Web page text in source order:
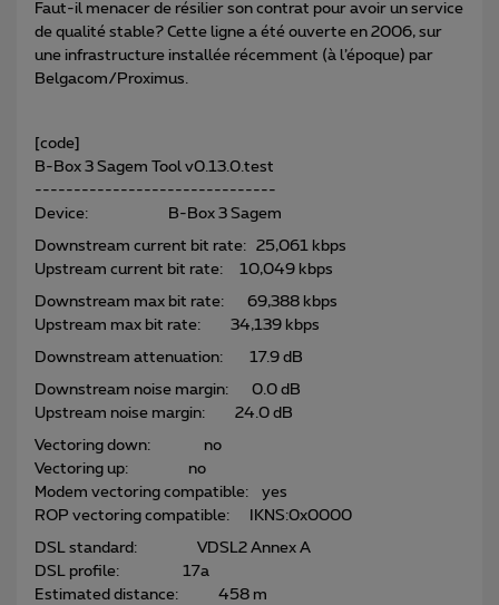
Faut-il menacer de résilier son contrat pour avoir un service
de qualité stable? Cette ligne a été ouverte en 2006, sur
une infrastructure installée récemment (à l’époque) par
Belgacom/Proximus.
[code]
B-Box 3 Sagem Tool v0.13.0.test
-------------------------------
Device: B-Box 3 Sagem
Downstream current bit rate: 25,061 kbps
Upstream current bit rate: 10,049 kbps
Downstream max bit rate: 69,388 kbps
Upstream max bit rate: 34,139 kbps
Downstream attenuation: 17.9 dB
Downstream noise margin: 0.0 dB
Upstream noise margin: 24.0 dB
Vectoring down: no
Vectoring up: no
Modem vectoring compatible: yes
ROP vectoring compatible: IKNS:0x0000
DSL standard: VDSL2 Annex A
DSL profile: 17a
Estimated distance: 458 m